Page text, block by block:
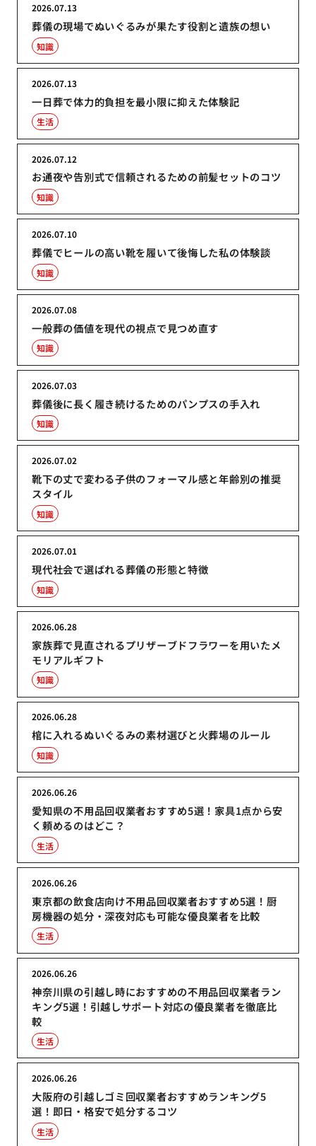
葬儀の現場でぬいぐるみが果たす役割と遺族の想い
2026.07.13
知識
一日葬で体力的負担を最小限に抑えた体験記
2026.07.13
生活
お通夜や告別式で信頼されるための前髪セットのコツ
2026.07.12
知識
葬儀でヒールの高い靴を履いて後悔した私の体験談
2026.07.10
知識
一般葬の価値を現代の視点で見つめ直す
2026.07.08
知識
葬儀後に長く履き続けるためのパンプスの手入れ
2026.07.03
知識
靴下の丈で変わる子供のフォーマル感と年齢別の推奨
スタイル
2026.07.02
知識
現代社会で選ばれる葬儀の形態と特徴
2026.07.01
知識
家族葬で見直されるプリザーブドフラワーを用いたメ
モリアルギフト
2026.06.28
知識
棺に入れるぬいぐるみの素材選びと火葬場のルール
2026.06.28
知識
愛知県の不用品回収業者おすすめ5選！家具1点から安
く頼めるのはどこ？
2026.06.26
生活
東京都の飲食店向け不用品回収業者おすすめ5選！厨
房機器の処分・深夜対応も可能な優良業者を比較
2026.06.26
生活
神奈川県の引越し時におすすめの不用品回収業者ラン
キング5選！引越しサポート対応の優良業者を徹底比
較
2026.06.26
生活
大阪府の引越しゴミ回収業者おすすめランキング5
選！即日・格安で処分するコツ
2026.06.26
生活